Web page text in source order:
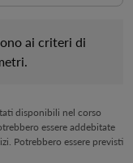
ai criteri di
disponibili nel corso
essere addebitate
Potrebbero essere previsti